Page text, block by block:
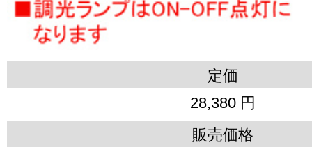
定価
28,380 円
販売価格